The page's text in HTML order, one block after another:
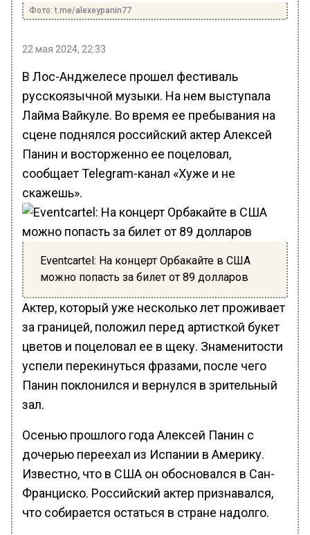
Фото: t.me/alexeypanin77
22 мая 2024, 22:33
В Лос-Анджелесе прошел фестиваль
русскоязычной музыки. На нем выступала
Лайма Вайкуле. Во время ее пребывания на
сцене поднялся российский актер Алексей
Панин и восторженно ее поцеловал,
сообщает Telegram-канал «Хуже и не
скажешь».
Eventcartel: На концерт Орбакайте в США
можно попасть за билет от 89 долларов
Актер, который уже несколько лет проживает
за границей, положил перед артисткой букет
цветов и поцеловал ее в щеку. Знаменитости
успели перекинуться фразами, после чего
Панин поклонился и вернулся в зрительный
зал.
Осенью прошлого года Алексей Панин с
дочерью переехал из Испании в Америку.
Известно, что в США он обосновался в Сан-
Франциско. Российский актер признавался,
что собирается остаться в стране надолго.